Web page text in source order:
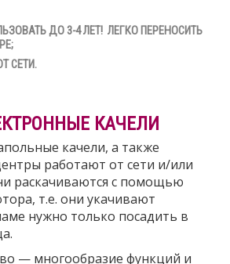
ДО 3-4 ЛЕТ! ЛЕГКО ПЕРЕНОСИТЬ
СЕТИ.
КАЧЕЛИ
качели, а также
работают от сети и/или
раскачиваются с помощью
т.е. они укачивают
нужно только посадить в
— многообразие функций и